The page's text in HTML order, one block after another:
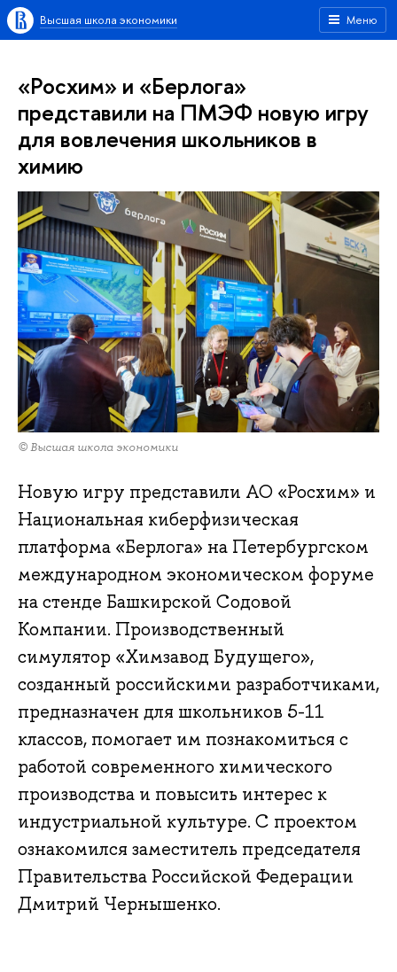
Меню
Высшая школа экономики
«Росхим» и «Берлога»
представили на ПМЭФ новую игру
для вовлечения школьников в
химию
© Высшая школа экономики
Новую игру представили АО «Росхим» и
Национальная киберфизическая
платформа «Берлога» на Петербургском
международном экономическом форуме
на стенде Башкирской Содовой
Компании. Производственный
симулятор «Химзавод Будущего»,
созданный российскими разработчиками,
предназначен для школьников 5-11
классов, помогает им познакомиться с
работой современного химического
производства и повысить интерес к
индустриальной культуре. С проектом
ознакомился заместитель председателя
Правительства Российской Федерации
Дмитрий Чернышенко.